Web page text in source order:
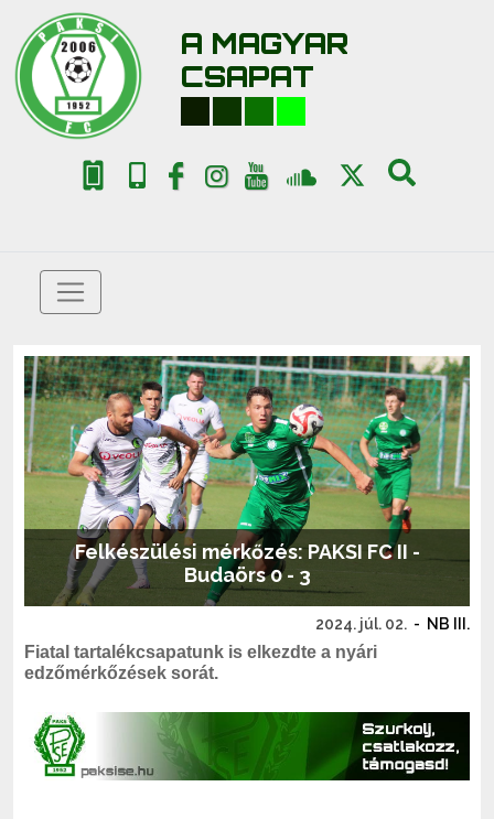
A MAGYAR
CSAPAT
Felkészülési mérkőzés: PAKSI FC II -
Budaörs 0 - 3
2024. júl. 02. - NB III.
Fiatal tartalékcsapatunk is elkezdte a nyári
edzőmérkőzések sorát.